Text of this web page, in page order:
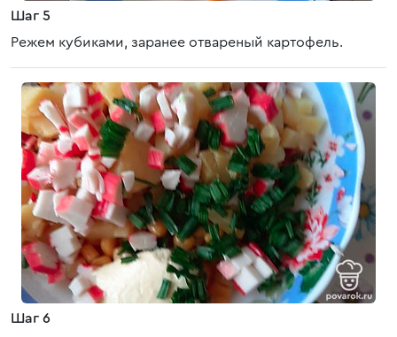
Шаг 5
Режем кубиками, заранее отвареный картофель.
Шаг 6